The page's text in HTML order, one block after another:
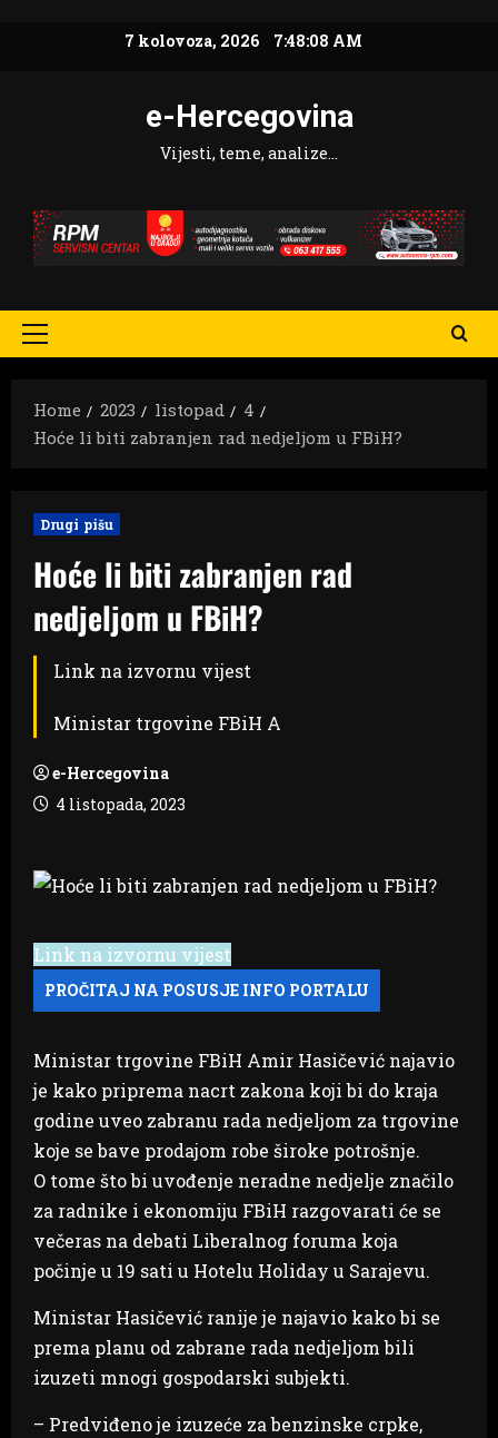
7 kolovoza, 2026 7:48:10 AM
e-Hercegovina
Vijesti, teme, analize…
Primary
Home
2023 listopad
4
Hoće li biti zabranjen rad nedjeljom u FBiH?
Drugi pišu
Hoće li biti zabranjen rad
nedjeljom u FBiH?
Link na izvornu vijest
Ministar trgovine FBiH A
e-Hercegovina
4 listopada, 2023
Link na izvornu vijest
Ministar trgovine FBiH Amir Hasičević najavio
je kako priprema nacrt zakona koji bi do kraja
godine uveo zabranu rada nedjeljom za trgovine
koje se bave prodajom robe široke potrošnje.
O tome što bi uvođenje neradne nedjelje značilo
za radnike i ekonomiju FBiH razgovarati će se
večeras na debati Liberalnog foruma koja
počinje u 19 sati u Hotelu Holiday u Sarajevu.
Ministar Hasičević ranije je najavio kako bi se
prema planu od zabrane rada nedjeljom bili
izuzeti mnogi gospodarski subjekti.
– Predviđeno je izuzeće za benzinske crpke,